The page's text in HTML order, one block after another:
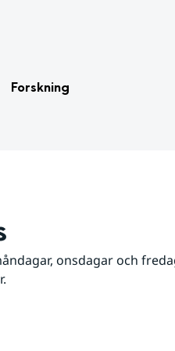
Forskning
onsdagar och